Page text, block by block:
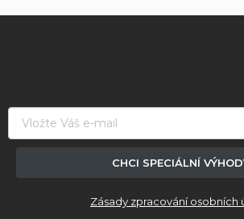
CHCI SPECIÁLNÍ
Zásady zpracování osobních